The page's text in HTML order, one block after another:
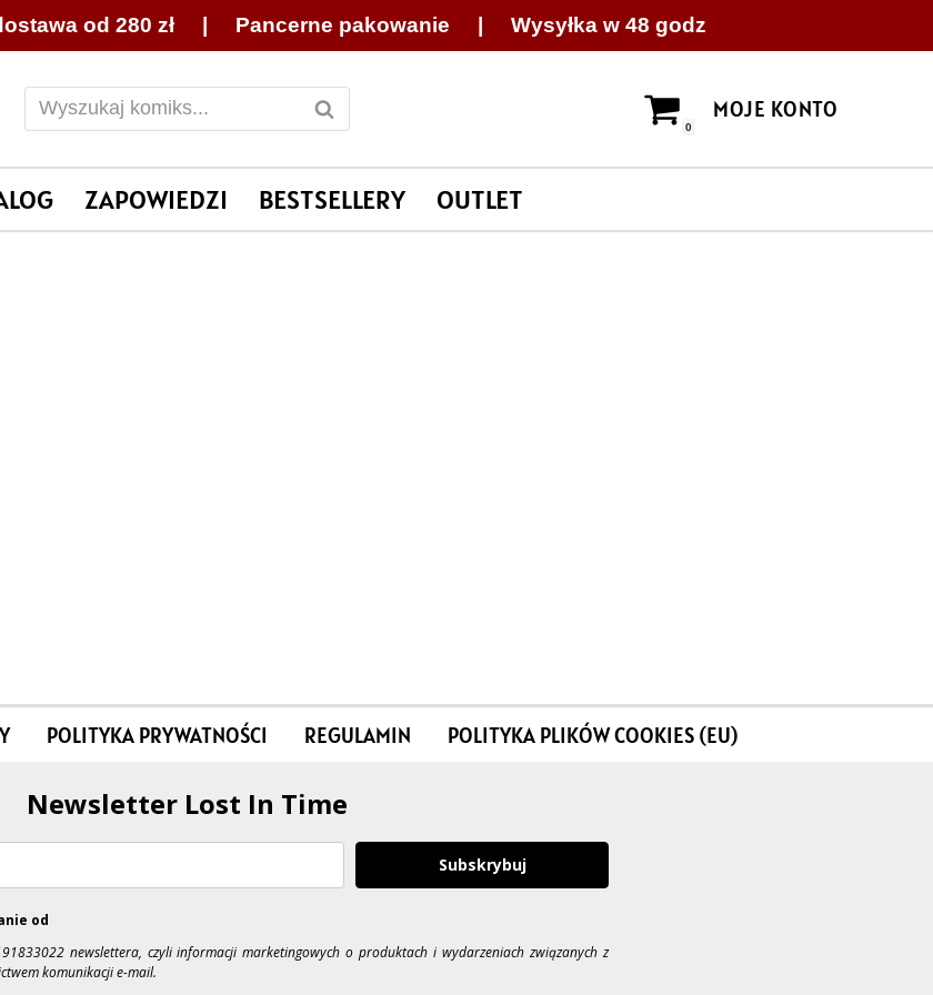
od 280 zł | Pancerne pakowanie | Wysyłka w 48 godz
0
MOJE KONTO
ZAPOWIEDZI BESTSELLERY OUTLET
POLITYKA PRYWATNOŚCI REGULAMIN POLITYKA PLIKÓW COOKIES (EU)
Newsletter Lost In Time
Subskrybuj
od
newslettera, czyli informacji marketingowych o produktach i wydarzeniach związanych z
komunikacji e-mail.